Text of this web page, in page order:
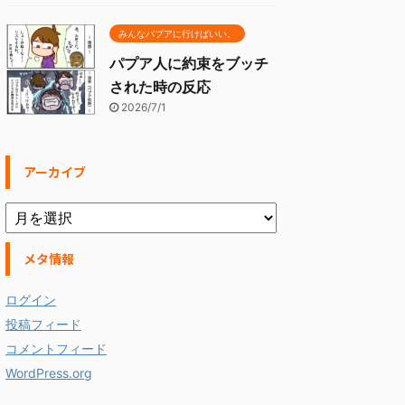
みんなパプアに行けばいい。
パプア人に約束をブッチ
された時の反応
2026/7/1
アーカイブ
メタ情報
ログイン
投稿フィード
コメントフィード
WordPress.org